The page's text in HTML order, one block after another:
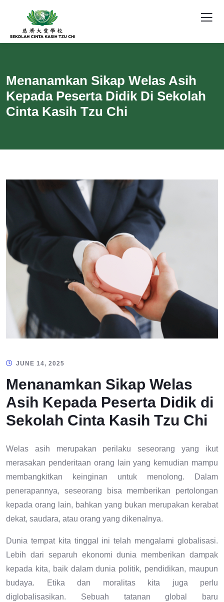
Menanamkan Sikap Welas Asih
Kepada Peserta Didik Di Sekolah
Cinta Kasih Tzu Chi
JUNE 14, 2025
Menanamkan Sikap Welas
Asih Kepada Peserta Didik di
Sekolah Cinta Kasih Tzu Chi
Welas asih merupakan perilaku seseorang yang ikut
merasakan penderitaan orang lain yang kemudian mampu
membangkitkan keinginan untuk menolong. Dalam
penerapannya, seseorang bisa memberikan pertolongan
kepada orang lain, bahkan yang bukan merupakan kerabat
dekat, saudara, atau orang yang dikenalnya.
Dunia tempat kita tinggal ini telah mengalami globalisasi.
Lebih dari separuh ekonomi dunia memberikan dampak
kepada kita, baik dalam dunia politik, pendidikan, maupun
budaya. Etika dan moralitas kita juga perlu
diglobalisasikan. Sebuah tatanan global baru